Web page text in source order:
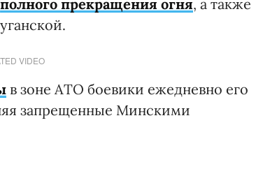
полного прекращения огня, а также
VIDEO
в зоне АТО боевики ежедневно его
запрещенные Минскими